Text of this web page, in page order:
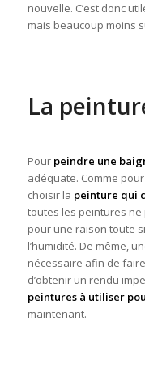
nouvelle. C’est donc
mais beaucoup moins
La
Pour peindre une
adéquate. Comme
choisir la peinture qui
toutes les peintures
pour une raison toute
l’humidité. De même,
nécessaire afin de
d’obtenir un rendu
peintures à utiliser
maintenant.